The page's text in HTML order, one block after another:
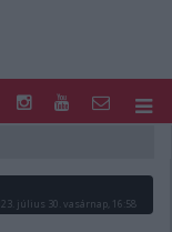
július 30. vasárnap, 16:58